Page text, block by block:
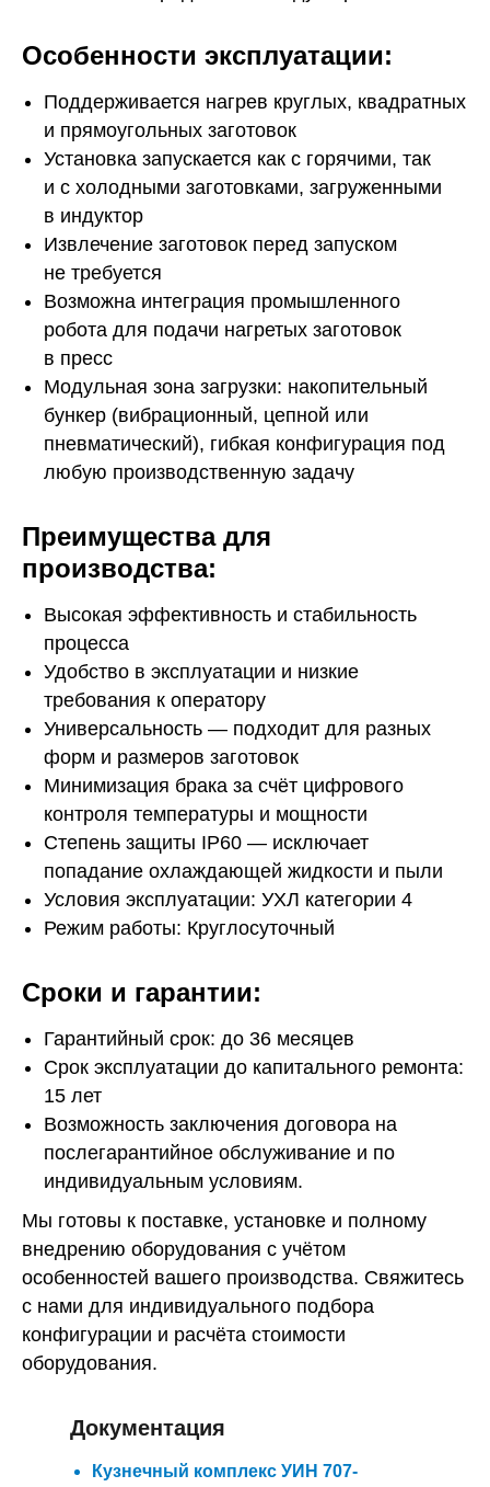
Особенности эксплуатации:
Поддерживается нагрев круглых, квадратных
и прямоугольных заготовок
Установка запускается как с горячими, так
и с холодными заготовками, загруженными
в индуктор
Извлечение заготовок перед запуском
не требуется
Возможна интеграция промышленного
робота для подачи нагретых заготовок
в пресс
Модульная зона загрузки: накопительный
бункер (вибрационный, цепной или
пневматический), гибкая конфигурация под
любую производственную задачу
Преимущества для
производства:
Высокая эффективность и стабильность
процесса
Удобство в эксплуатации и низкие
требования к оператору
Универсальность — подходит для разных
форм и размеров заготовок
Минимизация брака за счёт цифрового
контроля температуры и мощности
Степень защиты IP60 — исключает
попадание охлаждающей жидкости и пыли
Условия эксплуатации: УХЛ категории 4
Режим работы: Круглосуточный
Сроки и гарантии:
Гарантийный срок: до 36 месяцев
Срок эксплуатации до капитального ремонта:
15 лет
Возможность заключения договора на
послегарантийное обслуживание и по
индивидуальным условиям.
Мы готовы к поставке, установке и полному
внедрению оборудования с учётом
особенностей вашего производства. Свяжитесь
с нами для индивидуального подбора
конфигурации и расчёта стоимости
оборудования.
Документация
Кузнечный комплекс УИН 707-